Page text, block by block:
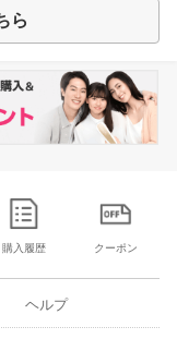
ら
購入履歴 クーポン
ヘルプ